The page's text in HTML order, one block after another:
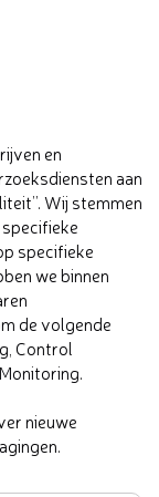
en
aan
Wij stemmen
specifieke
we binnen
de volgende
Control
nieuwe